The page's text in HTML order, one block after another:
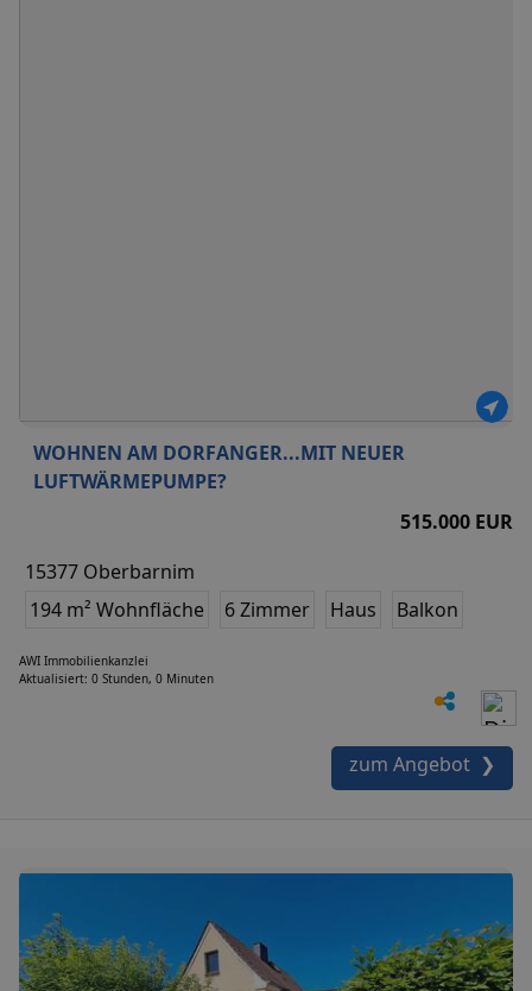
WOHNEN AM DORFANGER...MIT NEUER
LUFTWÄRMEPUMPE?
515.000 EUR
15377 Oberbarnim
194 m² Wohnfläche
6 Zimmer Haus Balkon
AWI Immobilienkanzlei
Aktualisiert: 0 Stunden, 0 Minuten
zum Angebot ❯